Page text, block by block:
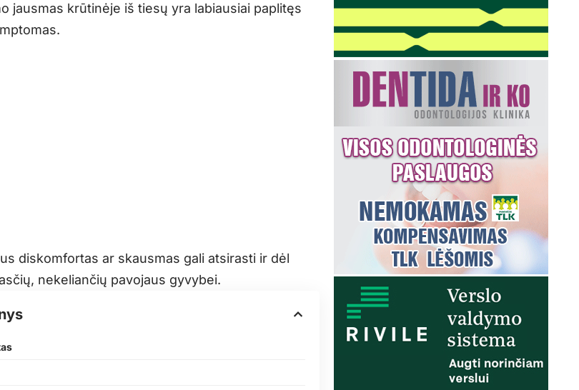
jausmas krūtinėje iš tiesų yra labiausiai paplitęs
diskomfortas ar skausmas gali atsirasti ir dėl
nekeliančių pavojaus gyvybei.